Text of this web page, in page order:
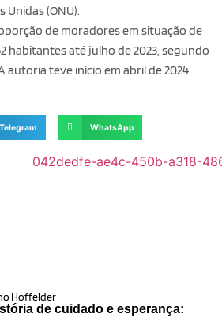
Unidas (ONU).
de moradores em situação de
habitantes até julho de 2023, segundo
autoria teve início em abril de 2024.
Telegram WhatsApp
Hoffelder
de cuidado e esperança: